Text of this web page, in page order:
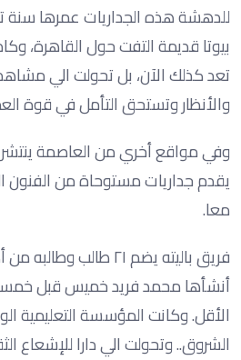
للدهشة هذه الجداريات عمرها سنة
بيوتا قديمة التفت حول القاهرة،
تعد كذلك الآن، بل تحولت الي
والأنظار وتستحق التأمل في قوة
وفي مواقع أخري من العاصمة ينتشر
يقدم جداريات مستوحاة من الفنون
معا.
فريق باليته يضم ٢١
أنشأها محمد فريد خميس قبل
الأقل. وكانت المؤسسة التعليمية
الشروق.. وتحولت الي دارا للإشعاع